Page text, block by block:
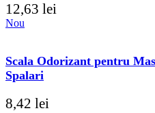
12,63 lei
Nou
Scala Odorizant pentru
Spalari
8,42 lei